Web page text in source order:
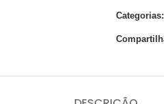
Categorias: